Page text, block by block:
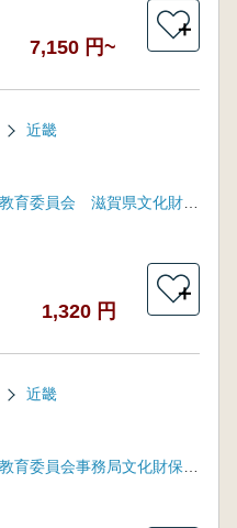
7,150 円~
＋
近畿
滋賀県教育委員会 滋賀県文化財保護協会
1,320 円
＋
近畿